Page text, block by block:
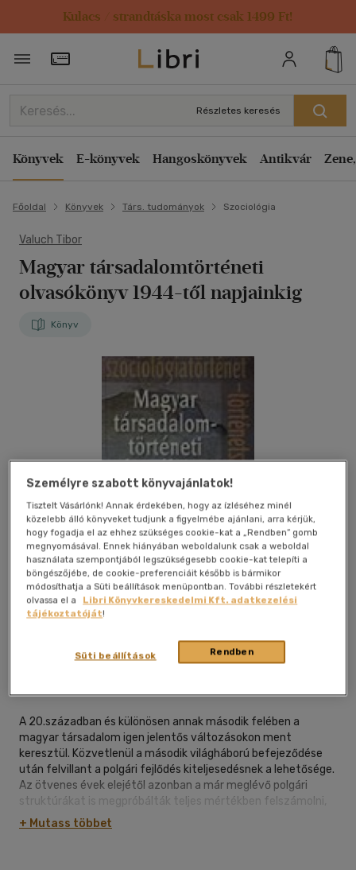
Kulacs / strandtáska most csak 1499 Ft!
Törzsvásárlói Kártya adatai
Részletes keresés
Könyvek E-könyvek Hangoskönyvek Antikvár
Főoldal Könyvek Társ. tudományok Szociológia
Valuch Tibor
Magyar társadalomtörténeti
olvasókönyv 1944-től napjainkig
Könyv
A 20.században és különösen annak második felében a
magyar társadalom igen jelentős változásokon ment
keresztül. Közvetlenül a második világháború befejeződése
után felvillant a polgári fejlődés kiteljesedésnek a lehetősége.
Az ötvenes évek elejétől azonban a már meglévő polgári
struktúrákat is megpróbálták teljes mértékben felszámolni,
kezdetét vette a társadalom "államosítása", ami a hatvanas
évek közepére vált majdnem teljeskörűvé. A hatvanas évek
+ Mutass többet
Személyre szabott könyvajánlatok!
Tisztelt Vásárlónk! Annak érdekében, hogy az ízléséhez minél
közelebb álló könyveket tudjunk a figyelmébe ajánlani, arra kérjük,
hogy fogadja el az ehhez szükséges cookie-kat a „Rendben” gomb
megnyomásával. Ennek hiányában weboldalunk csak a weboldal
használata szempontjából legszükségesebb cookie-kat telepíti a
böngészőjébe, de cookie-preferenciáit később is bármikor
módosíthatja a Süti beállítások menüpontban. További részletekért
olvassa el a
Libri Könyvkereskedelmi Kft. adatkezelési
tájékoztatóját!
Rendben
Süti beállítások